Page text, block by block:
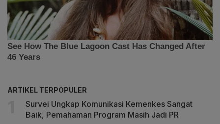
ARTIKEL TERPOPULER
Survei Ungkap Komunikasi Kemenkes Sangat
Baik, Pemahaman Program Masih Jadi PR